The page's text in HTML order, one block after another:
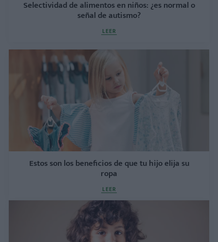
Selectividad de alimentos en niños: ¿es normal o
señal de autismo?
LEER
Estos son los beneficios de que tu hijo elija su
ropa
LEER